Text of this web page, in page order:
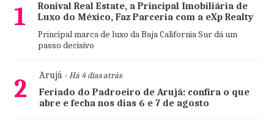
1
Ronival Real Estate, a Principal Imobiliária de
Luxo do México, Faz Parceria com a eXp Realty
Principal marca de luxo da Baja California Sur dá um
passo decisivo
2 Arujá- Há 4 dias atrás
Feriado do Padroeiro de Arujá: confira o que
abre e fecha nos dias 6 e 7 de agosto